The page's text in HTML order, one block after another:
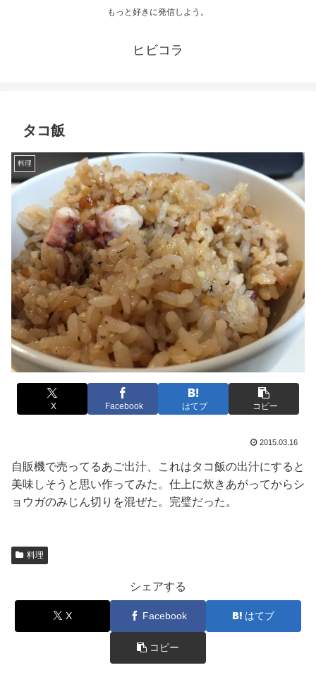
もっと好きに発信しよう。
ヒビコラ
タコ飯
料理
X Facebook はてブ コピー
2015.03.16
自販機で売ってるあご出汁、これはタコ飯の出汁にすると
美味しそうと思い作ってみた。仕上に炊きあがってからシ
ョウガのみじん切りを混ぜた。完璧だった。
料理
シェアする
X Facebook はてブ
コピー